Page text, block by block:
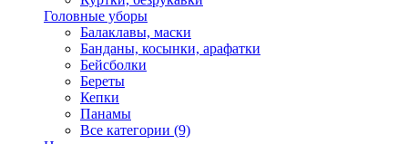
Головные уборы
Балаклавы, маски
Банданы, косынки, арафатки
Бейсболки
Береты
Кепки
Панамы
Все категории (9)